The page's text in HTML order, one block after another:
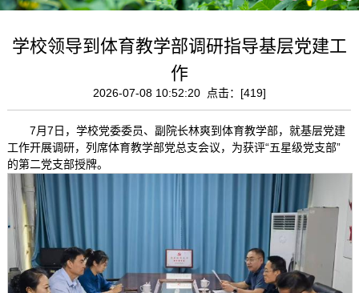
学校领导到体育教学部调研指导基层党建工
作
2026-07-08 10:52:20 点击：[419]
7月7日，学校党委委员、副院长林爽到体育教学部，就基层党建
工作开展调研，列席体育教学部党总支会议，为获评“五星级党支部”
的第二党支部授牌。